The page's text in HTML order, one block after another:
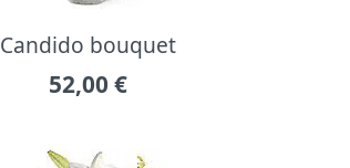
Candido bouquet
52,00 €